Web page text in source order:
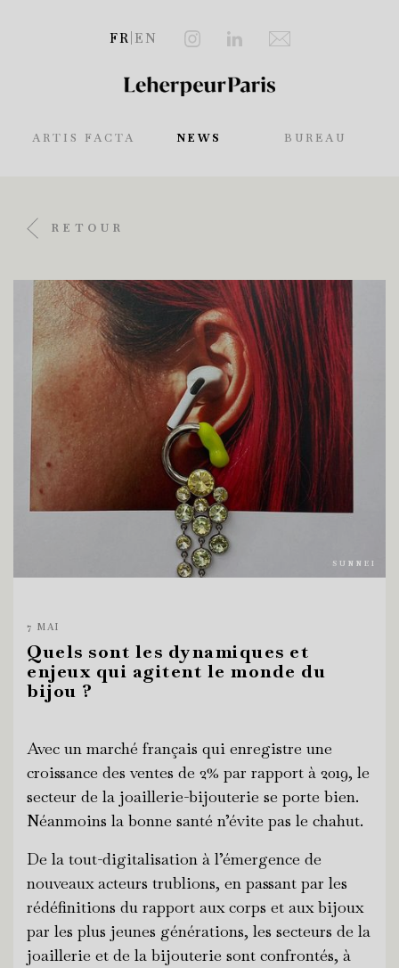
FR EN
NEWS BUREAU
ARTIS FACTA
RETOUR
SUNNEI
7 MAI
Quels sont les dynamiques et
enjeux qui agitent le monde du
bijou ?
Avec un marché français qui enregistre une
croissance des ventes de 2% par rapport à 2019, le
secteur de la joaillerie-bijouterie se porte bien.
Néanmoins la bonne santé n’évite pas le chahut.
De la tout-digitalisation à l’émergence de
nouveaux acteurs trublions, en passant par les
rédéfinitions du rapport aux corps et aux bijoux
par les plus jeunes générations, les secteurs de la
joaillerie et de la bijouterie sont confrontés, à